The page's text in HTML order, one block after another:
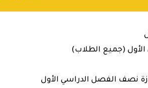
الأول (جميع الطلاب)
نصف الفصل الدراسي الأول